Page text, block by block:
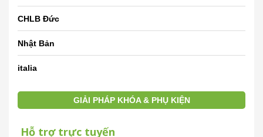
CHLB Đức
Nhật Bản
italia
GIẢI PHÁP KHÓA & PHỤ KIỆN
Hỗ trợ trực tuyến